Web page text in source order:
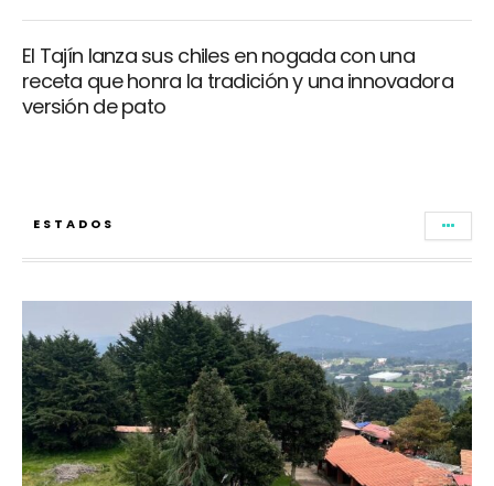
El Tajín lanza sus chiles en nogada con una
receta que honra la tradición y una innovadora
versión de pato
ESTADOS